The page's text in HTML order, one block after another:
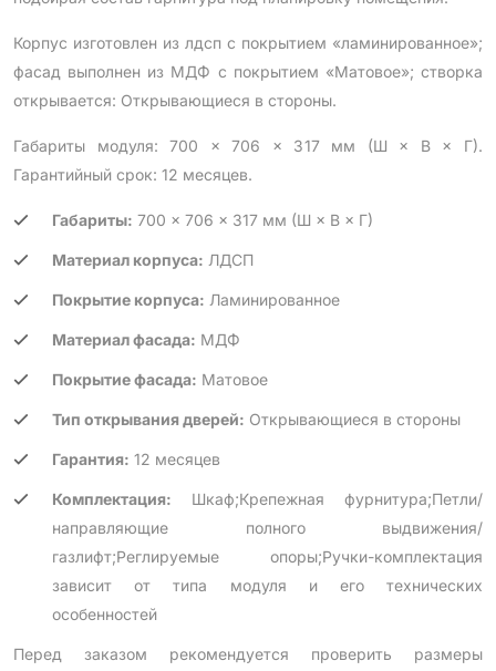
Корпус изготовлен из лдсп с покрытием «ламинированное»;
фасад выполнен из МДФ с покрытием «Матовое»; створка
открывается: Открывающиеся в стороны.
Габариты модуля: 700 × 706 × 317 мм (Ш × В × Г).
Гарантийный срок: 12 месяцев.
Габариты: 700 × 706 × 317 мм (Ш × В × Г)
Материал корпуса: ЛДСП
Покрытие корпуса: Ламинированное
Материал фасада: МДФ
Покрытие фасада: Матовое
Тип открывания дверей: Открывающиеся в стороны
Гарантия: 12 месяцев
Комплектация: Шкаф;Крепежная фурнитура;Петли/
направляющие полного выдвижения/
газлифт;Реглируемые опоры;Ручки-комплектация
зависит от типа модуля и его технических
особенностей
Перед заказом рекомендуется проверить размеры